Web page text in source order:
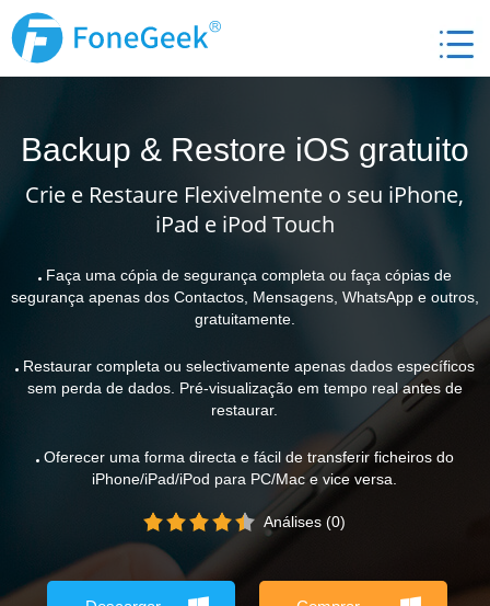
Backup & Restore iOS gratuito
Crie e Restaure Flexivelmente o seu iPhone,
iPad e iPod Touch
Faça uma cópia de segurança completa ou faça cópias de
segurança apenas dos Contactos, Mensagens, WhatsApp e outros,
gratuitamente.
Restaurar completa ou selectivamente apenas dados específicos
sem perda de dados. Pré-visualização em tempo real antes de
restaurar.
Oferecer uma forma directa e fácil de transferir ficheiros do
iPhone/iPad/iPod para PC/Mac e vice versa.
Análises (0)